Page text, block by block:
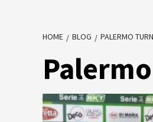
HOME BLOG PALERMO